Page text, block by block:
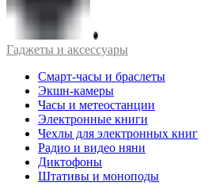
Гаджеты и аксессуары
Смарт-часы и браслеты
Экшн-камеры
Часы и метеостанции
Электронные книги
Чехлы для электронных книг
Радио и видео няни
Диктофоны
Штативы и моноподы